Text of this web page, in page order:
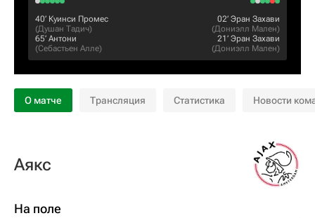
40‎’‎ Куинси Промес
(Душан Тадич)
65‎’‎ Антони
(Себастьен Алле)
02‎’‎ Эран Захави
(Дониэлл Мален)
21‎’‎ Эран Захави
(Дониэлл Мален)
О матче Трансляция Статистика Новости
Аякс
На поле